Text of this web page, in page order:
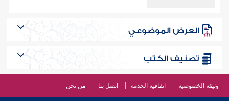
العرض الموضوعي
تصنيف الكتب
وثيقة الخصوصية اتفاقية الخدمة اتصل بنا من نحن